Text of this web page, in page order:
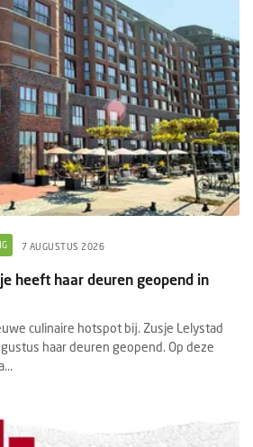
7 AUGUSTUS 2026
heeft haar deuren geopend in
culinaire hotspot bij. Zusje Lelystad
haar deuren geopend. Op deze